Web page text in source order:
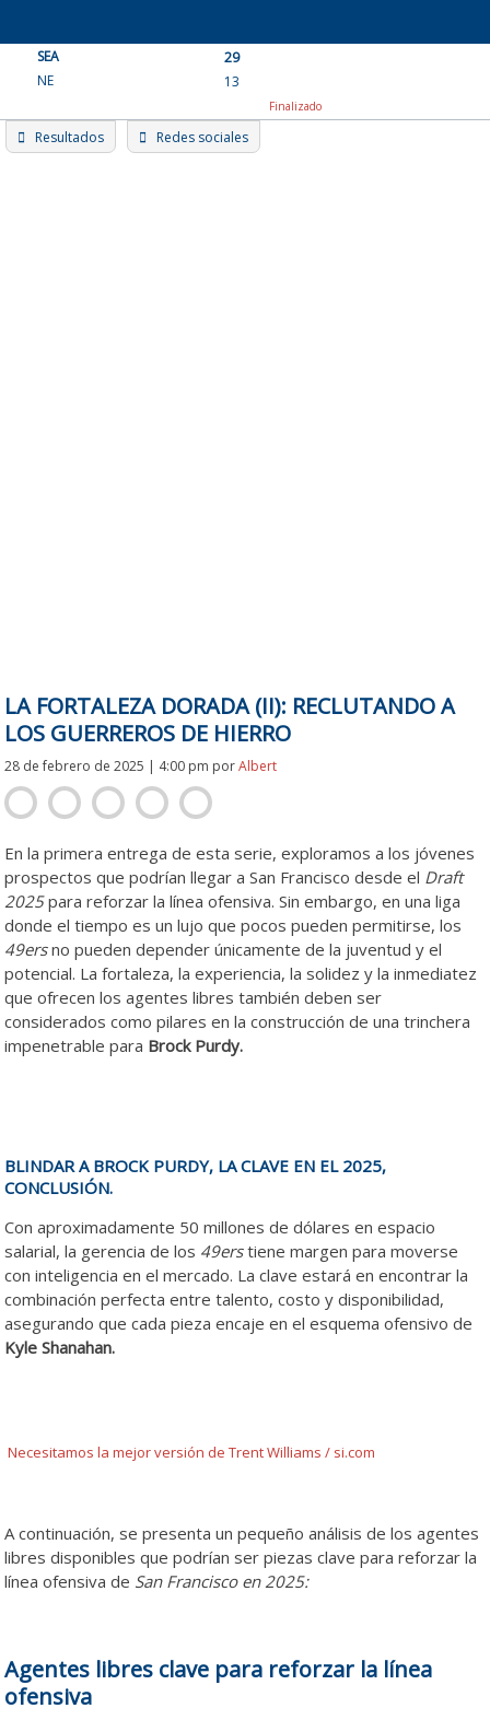
content
SEA
29
NE
13
Finalizado
Resultados Redes sociales
LA FORTALEZA DORADA (II): RECLUTANDO A
LOS GUERREROS DE HIERRO
28 de febrero de 2025 | 4:00 pm porAlbert
En la primera entrega de esta serie, exploramos a los jóvenes
prospectos que podrían llegar a San Francisco desde el Draft
2025para reforzar la línea ofensiva. Sin embargo, en una liga
donde el tiempo es un lujo que pocos pueden permitirse, los
49ersno pueden depender únicamente de la juventud y el
potencial. La fortaleza, la experiencia, la solidez y la inmediatez
que ofrecen los agentes libres también deben ser
considerados como pilares en la construcción de una trinchera
impenetrable para Brock Purdy.
BLINDAR A BROCK PURDY, LA CLAVE EN EL 2025,
CONCLUSIÓN.
Con aproximadamente 50 millones de dólares en espacio
salarial, la gerencia de los 49erstiene margen para moverse
con inteligencia en el mercado. La clave estará en encontrar la
combinación perfecta entre talento, costo y disponibilidad,
asegurando que cada pieza encaje en el esquema ofensivo de
Kyle Shanahan.
Necesitamos la mejor versión de Trent Williams / si.com
A continuación, se presenta un pequeño análisis de los agentes
libres disponibles que podrían ser piezas clave para reforzar la
línea ofensiva de San Francisco en 2025:
Agentes libres clave para reforzar la línea
ofensiva